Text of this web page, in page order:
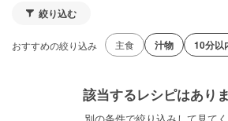
絞り込む
おすすめの絞り込み 主食 汁物 10分以
該当するレシピはありま